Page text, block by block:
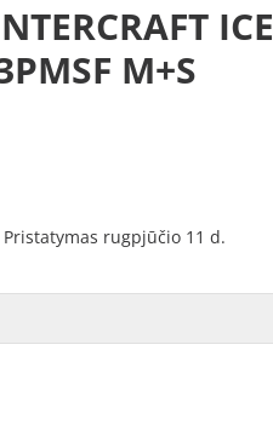
ICE
M+S
Pristatymas rugpjūčio 11 d.